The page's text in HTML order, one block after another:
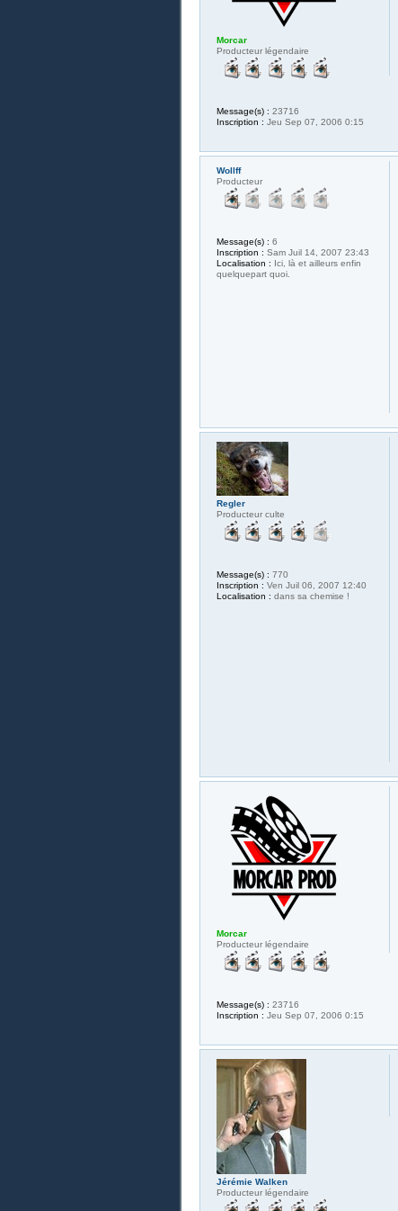
Morcar
Producteur légendaire
Message(s) : 23716
Inscription : Jeu Sep 07, 2006 0:15
Wollff
Producteur
Message(s) : 6
Inscription : Sam Juil 14, 2007 23:43
Localisation : Ici, là et ailleurs enfin
quelquepart quoi.
Regler
Producteur culte
Message(s) : 770
Inscription : Ven Juil 06, 2007 12:40
Localisation : dans sa chemise !
Morcar
Producteur légendaire
Message(s) : 23716
Inscription : Jeu Sep 07, 2006 0:15
Jérémie Walken
Producteur légendaire